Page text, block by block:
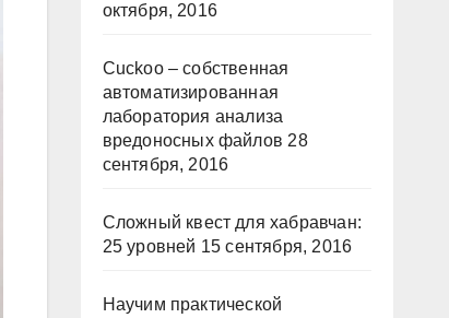
октября, 2016
Cuckoo – собственная
автоматизированная
лаборатория анализа
вредоносных файлов 28
сентября, 2016
Сложный квест для хабравчан:
25 уровней 15 сентября, 2016
Научим практической